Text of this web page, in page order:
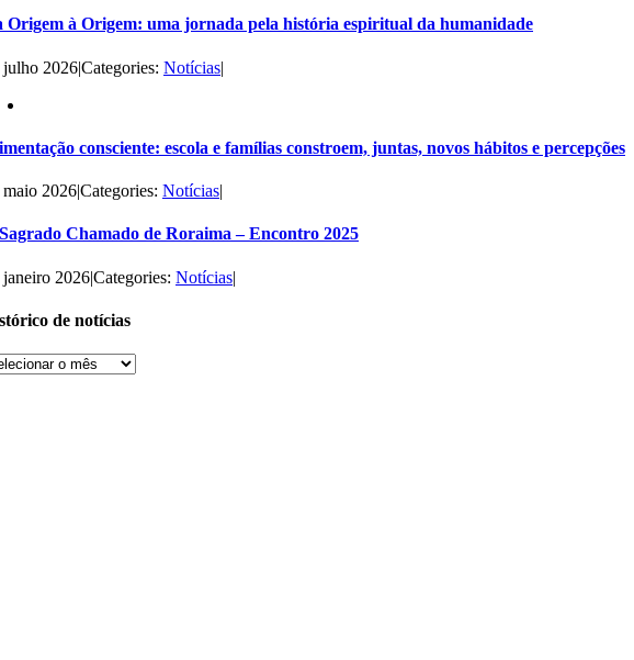
Origem à Origem: uma jornada pela história espiritual da humanidade
julho 2026|Categories: Notícias|
consciente: escola e famílias constroem, juntas, novos hábitos e percepções
maio 2026|Categories: Notícias|
Chamado de Roraima – Encontro 2025
janeiro 2026|Categories: Notícias|
de notícias